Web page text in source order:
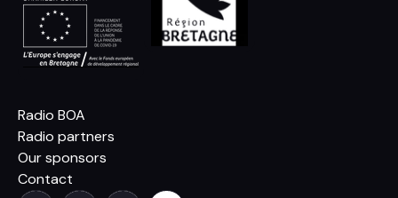
Radio BOA
Radio partners
Our sponsors
Contact